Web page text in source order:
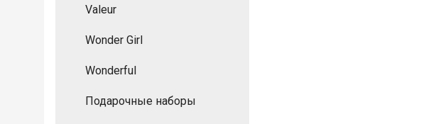
Valeur
Wonder Girl
Wonderful
Подарочные наборы